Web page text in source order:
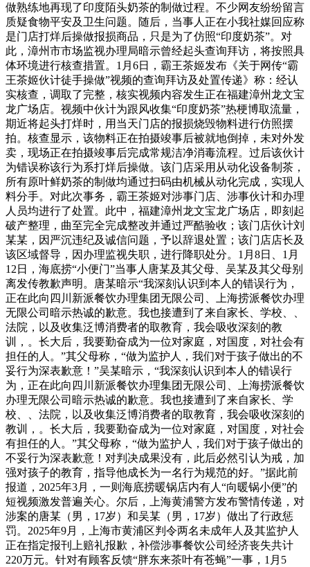
做熟练地再现了印度陌头奶茶的制做过程。不少网友纷纷留言
质疑食物平安及卫生问题。随后，当事人正在小我社媒回应称
是门店打烊后操做报损商品，只是为了仿照“印度奶茶”。对
此，漳州市市场监视办理局暗示曾经起头查询拜访，将按照具
体环境进行核查措置。1月6日，霸王茶姬发布《关于网传“霸
王茶姬伙计徒手操做”视频的查询拜访及处置传递》称：经认
实核查，调取了完整，核实视频内容发生正在福建漳州龙文宝
龙广场店。视频中伙计为跟风收集“印度奶茶”热梗博取流量，
期近将起头打烊时，用当天门店的报损烧毁物料进行仿照摆
拍。核查显示，该物料正在拍摄竣事后被就地倒掉，未对外发
卖，现场正在拍摄竣事后完成常规洁净消毒流程。过后该伙计
为错误称该行为系打烊后操做。该门店采用从动化设备制茶，
所有原叶鲜奶茶的制做均通过扫码由机械从动化完成，实现人
料分手。对此次事务，霸王茶姬对涉事门店、涉事伙计和办理
人员均进行了处置。此中，福建漳州龙文宝龙广场店，即刻起
破产整理，曲至完全完成整改并通过严酷验收；该门店伙计刘
某某，因严沉违纪及诚信问题，予以辞退处置；该门店店长及
该区域督导，因办理监视失职，进行降职处分。1月8日、1月
12日，海底捞“小便门”当事人唐某及其父母、吴某及其父母别
离发传教歉声明。唐某暗示“我深刻认识到本人的错误行为，
正在此向四川新派餐饮办理集团无限公司、上海捞派餐饮办理
无限公司暗示热诚的歉意。我也接遭到了来自家长、学校、、
法院，以及收集泛博消费者的取教育，我会吸收深刻的教
训，。长大后，我要勤奋成为一位对家庭，对国度，对社会有
担任的人。”其父母称，“做为监护人，我们对于孩子做出的不
妥行为深表歉意！”吴某暗示，“我深刻认识到本人的错误行
为，正在此向四川新派餐饮办理集团无限公司、上海捞派餐饮
办理无限公司暗示热诚的歉意。我也接遭到了来自家长、学
校、、法院，以及收集泛博消费者的取教育，我会吸收深刻的
教训，。长大后，我要勤奋成为一位对家庭，对国度，对社会
有担任的人。”其父母称，“做为监护人，我们对于孩子做出的
不妥行为深表歉意！对判决成果没有，此后必然引认为戒，加
强对孩子的教育，指导他成长为一名行为规范的好。”据此前
报道，2025年3月，一则海底捞暖锅店内有人“向暖锅小便”的
短视频激发普遍关心。尔后，上海黄浦警方发布警情传递，对
涉案的唐某（男，17岁）和吴某（男，17岁）做出了行政惩
罚。2025年9月，上海市黄浦区判令两名未成年人及其监护人
正在指定报刊上赔礼报歉，补偿涉事餐饮公司经济丧失共计
220万元。针对有顾客反馈“胖东来茶叶有苍蝇”一事，1月5